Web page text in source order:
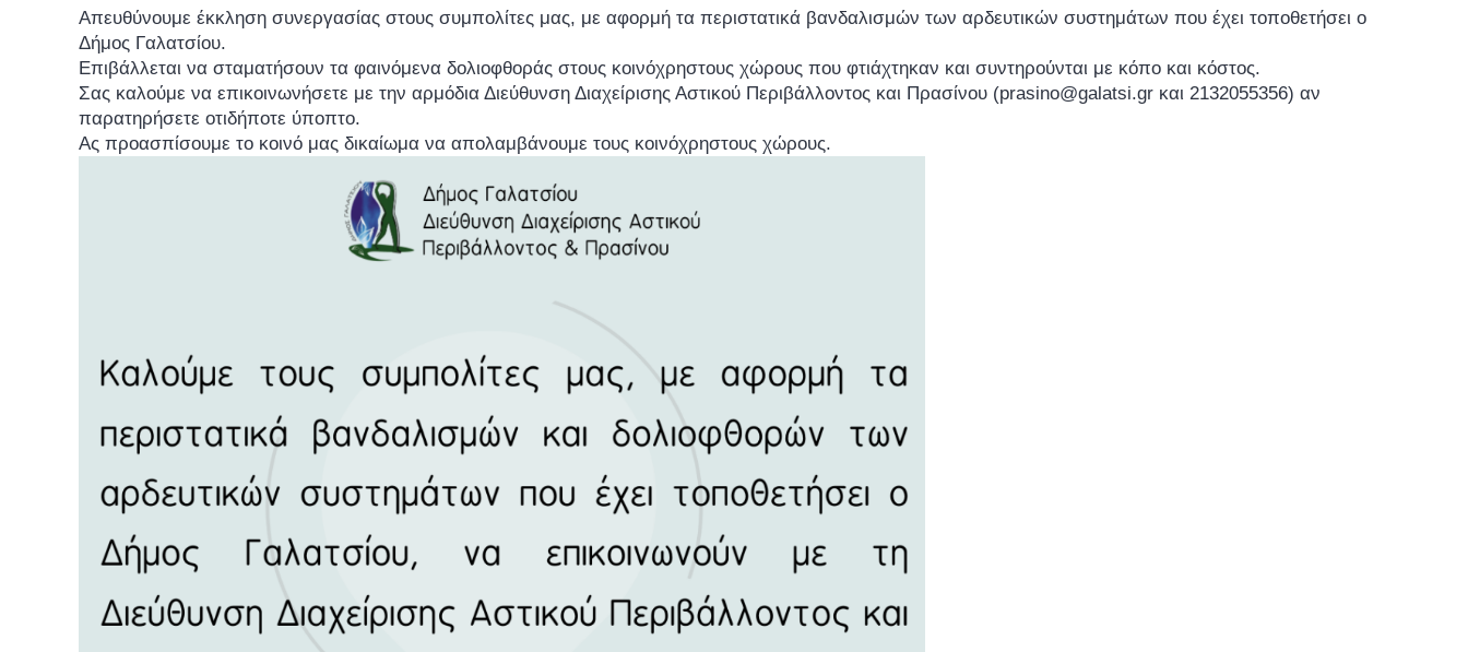
Απευθύνουμε έκκληση συνεργασίας στους συμπολίτες μας, με αφορμή τα περιστατικά βανδαλισμών των αρδευτικών συστημάτων που έχει τοποθετήσει ο
Δήμος Γαλατσίου.
Επιβάλλεται να σταματήσουν τα φαινόμενα δολιοφθοράς στους κοινόχρηστους χώρους που φτιάχτηκαν και συντηρούνται με κόπο και κόστος.
Σας καλούμε να επικοινωνήσετε με την αρμόδια Διεύθυνση Διαχείρισης Αστικού Περιβάλλοντος και Πρασίνου (prasino@galatsi.gr και 2132055356) αν
παρατηρήσετε οτιδήποτε ύποπτο.
Ας προασπίσουμε το κοινό μας δικαίωμα να απολαμβάνουμε τους κοινόχρηστους χώρους.